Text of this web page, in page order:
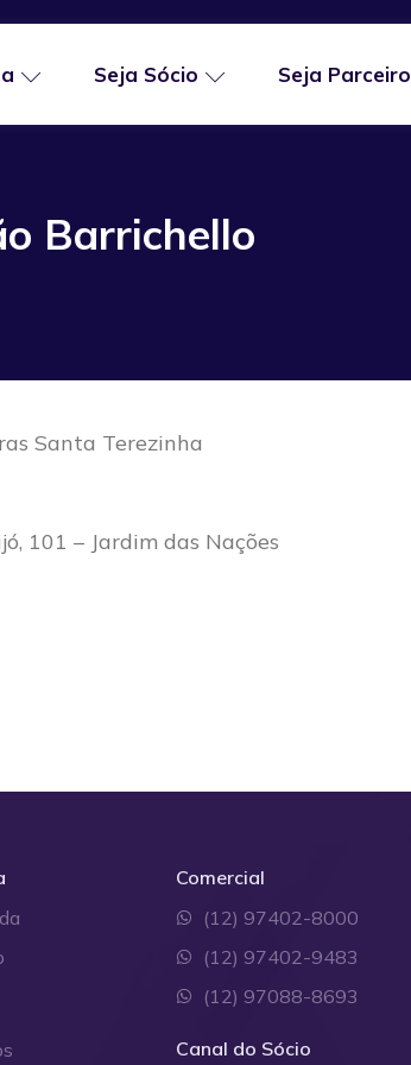
Seja Sócio Seja Parceiro
Barrichello
Santa Terezinha
101 – Jardim das Nações
Comercial
(12) 97402-8000
(12) 97402-9483
(12) 97088-8693
Canal do Sócio